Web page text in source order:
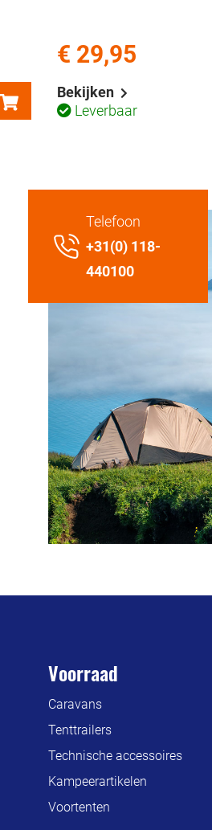
Bekijken
Leverbaar
€ 29,95
Telefoon
+31(0) 118-
440100
Voorraad
Caravans
Tenttrailers
Technische accessoires
Kampeerartikelen
Voortenten